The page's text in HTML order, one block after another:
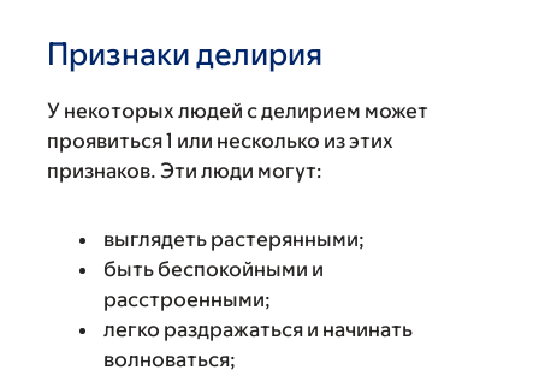
Признаки делирия
У некоторых людей с делирием может
проявиться 1 или несколько из этих
признаков. Эти люди могут:
выглядеть растерянными;
быть беспокойными и
расстроенными;
легко раздражаться и начинать
волноваться;